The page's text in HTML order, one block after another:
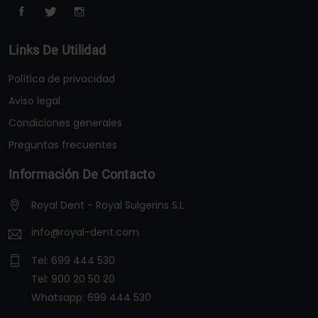
Links De Utilidad
Política de privacidad
Aviso legal
Condiciones generales
Preguntas frecuentes
Información De Contacto
Royal Dent - Royal Sulgerins S.L.
info@royal-dent.com
Tel: 699 444 530
Tel: 900 20 50 20
Whatsapp: 699 444 530